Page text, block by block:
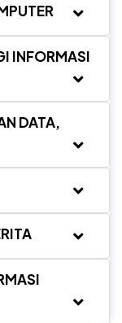
INFORMASI
DATA,